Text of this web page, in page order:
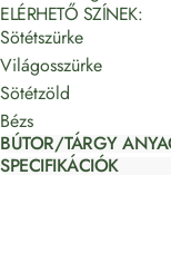
ELÉRHETŐ SZÍNEK:
Sötétszürke
Világosszürke
Sötétzöld
Bézs
BÚTOR/TÁRGY
SPECIFIKÁCIÓK